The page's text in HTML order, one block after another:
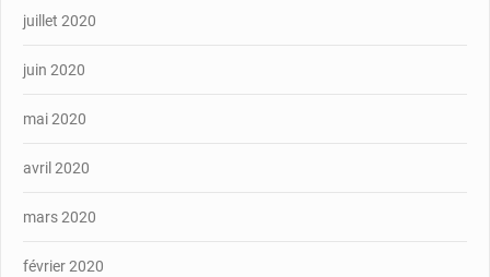
juillet 2020
juin 2020
mai 2020
avril 2020
mars 2020
février 2020